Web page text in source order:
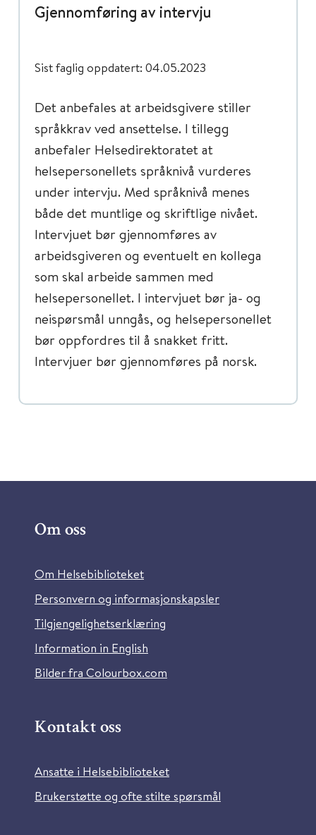
Gjennomføring av intervju
Sist faglig oppdatert: 04.05.2023
Det anbefales at arbeidsgivere stiller
språkkrav ved ansettelse. I tillegg
anbefaler Helsedirektoratet at
helsepersonellets språknivå vurderes
under intervju. Med språknivå menes
både det muntlige og skriftlige nivået.
Intervjuet bør gjennomføres av
arbeidsgiveren og eventuelt en kollega
som skal arbeide sammen med
helsepersonellet. I intervjuet bør ja- og
neispørsmål unngås, og helsepersonellet
bør oppfordres til å snakket fritt.
Intervjuer bør gjennomføres på norsk.
Om oss
Om Helsebiblioteket
Personvern og informasjonskapsler
Tilgjengelighetserklæring
Information in English
Bilder fra Colourbox.com
Kontakt oss
Ansatte i Helsebiblioteket
Brukerstøtte og ofte stilte spørsmål